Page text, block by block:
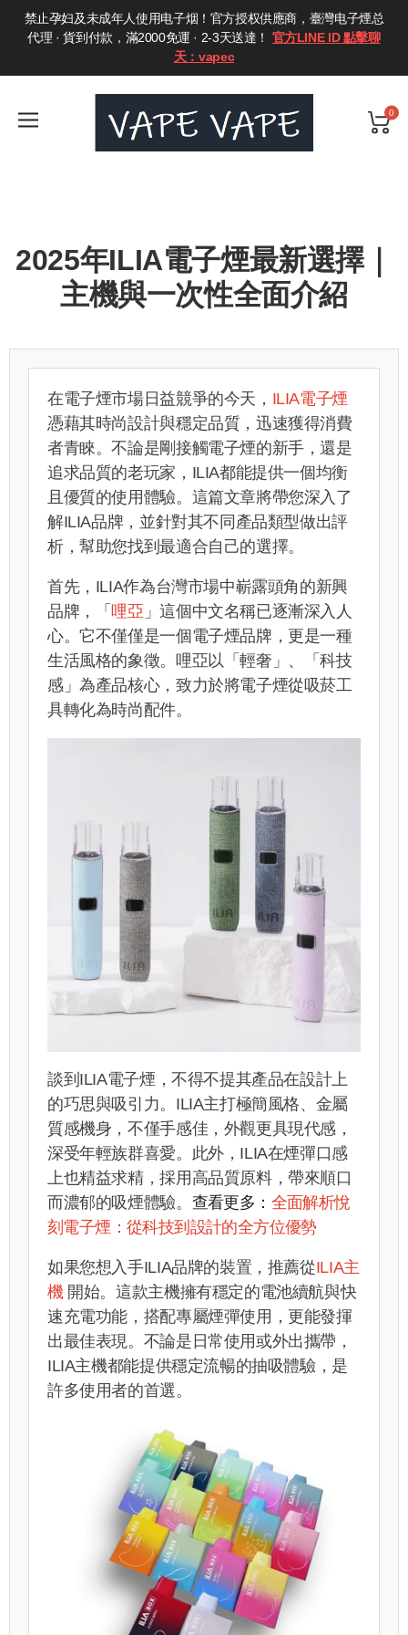
禁止孕妇及未成年人使用电子烟！官方授权供應商，臺灣电子煙总
代理 · 貨到付款，滿2000免運 · 2-3天送達！ 官方LINE ID 點擊聊
天：vapec
0
2025年ILIA電子煙最新選擇｜
主機與一次性全面介紹
在電子煙市場日益競爭的今天， ILIA電子煙
憑藉其時尚設計與穩定品質，迅速獲得消費
者青睞。不論是剛接觸電子煙的新手，還是
追求品質的老玩家，ILIA都能提供一個均衡
且優質的使用體驗。這篇文章將帶您深入了
解ILIA品牌，並針對其不同產品類型做出評
析，幫助您找到最適合自己的選擇。
首先，ILIA作為台灣市場中嶄露頭角的新興
品牌，「哩亞 」這個中文名稱已逐漸深入人
心。它不僅僅是一個電子煙品牌，更是一種
生活風格的象徵。哩亞以「輕奢」、「科技
感」為產品核心，致力於將電子煙從吸菸工
具轉化為時尚配件。
談到ILIA電子煙，不得不提其產品在設計上
的巧思與吸引力。ILIA主打極簡風格、金屬
質感機身，不僅手感佳，外觀更具現代感，
深受年輕族群喜愛。此外，ILIA在煙彈口感
上也精益求精，採用高品質原料，帶來順口
而濃郁的吸煙體驗。 查看更多： 全面解析悅
刻電子煙：從科技到設計的全方位優勢
如果您想入手ILIA品牌的裝置，推薦從ILIA主
機 開始。這款主機擁有穩定的電池續航與快
速充電功能，搭配專屬煙彈使用，更能發揮
出最佳表現。不論是日常使用或外出攜帶，
ILIA主機都能提供穩定流暢的抽吸體驗，是
許多使用者的首選。